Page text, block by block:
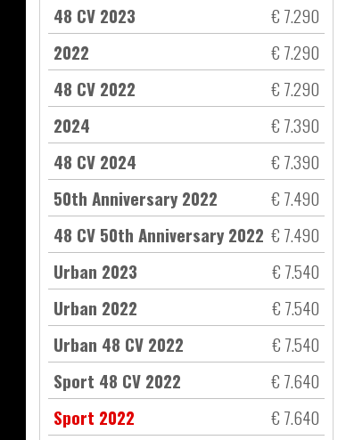
48 CV 2023
€ 7.290
2022
€ 7.290
48 CV 2022
€ 7.290
2024
€ 7.390
48 CV 2024
€ 7.390
50th Anniversary 2022
€ 7.490
48 CV 50th Anniversary 2022 € 7.490
Urban 2023
€ 7.540
Urban 2022
€ 7.540
Urban 48 CV 2022
€ 7.540
Sport 48 CV 2022
€ 7.640
Sport 2022
€ 7.640